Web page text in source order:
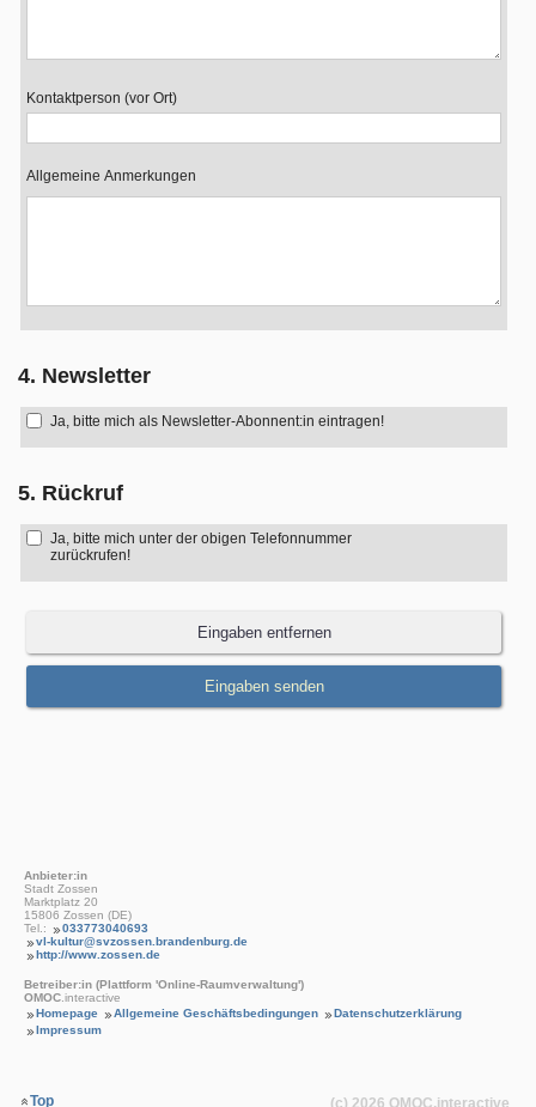
Kontaktperson (vor Ort)
Allgemeine Anmerkungen
4. Newsletter
Ja, bitte mich als Newsletter-Abonnent:in eintragen!
5. Rückruf
Ja, bitte mich unter der obigen Telefonnummer
zurückrufen!
Anbieter:in
Stadt Zossen
Marktplatz 20
15806 Zossen (DE)
Tel.:
033773040693
vl-kultur@svzossen.brandenburg.de
http://www.zossen.de
Betreiber:in (Plattform 'Online-Raumverwaltung')
OMOC .interactive
Homepage
Allgemeine Geschäftsbedingungen
Datenschutzerklärung
Impressum
Top (c) 2026 OMOC.interactive